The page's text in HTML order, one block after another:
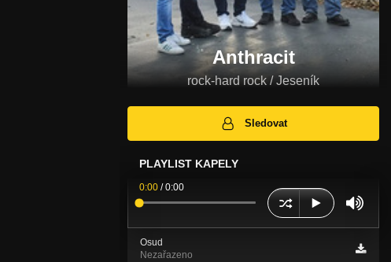
Anthracit
rock-hard rock / Jeseník
Sledovat
PLAYLIST KAPELY
0:00 /0:00
Osud
Nezařazeno